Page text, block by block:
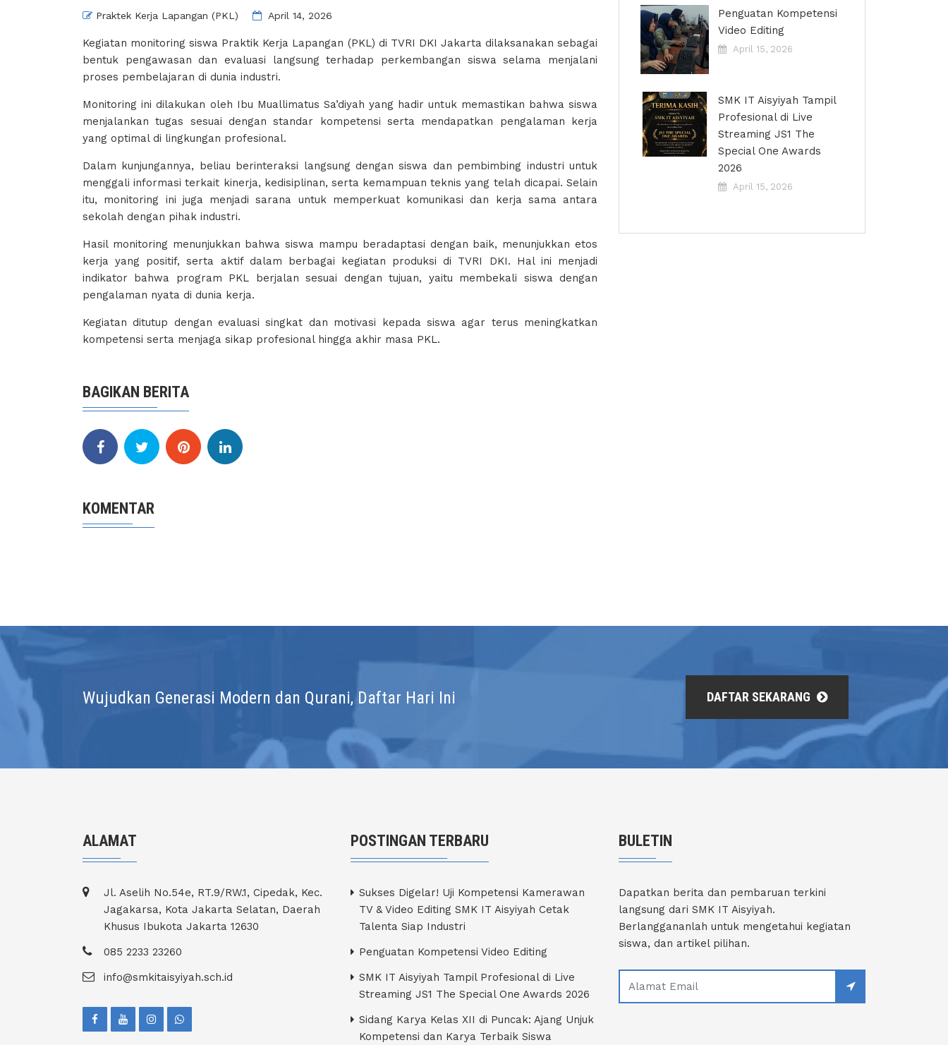
Praktek Kerja Lapangan (PKL) April 14, 2026
Kegiatan monitoring siswa Praktik Kerja Lapangan (PKL) di TVRI DKI Jakarta dilaksanakan sebagai
bentuk pengawasan dan evaluasi langsung terhadap perkembangan siswa selama menjalani
proses pembelajaran di dunia industri.
Monitoring ini dilakukan oleh Ibu Muallimatus Sa’diyah yang hadir untuk memastikan bahwa siswa
menjalankan tugas sesuai dengan standar kompetensi serta mendapatkan pengalaman kerja
yang optimal di lingkungan profesional.
Dalam kunjungannya, beliau berinteraksi langsung dengan siswa dan pembimbing industri untuk
menggali informasi terkait kinerja, kedisiplinan, serta kemampuan teknis yang telah dicapai. Selain
itu, monitoring ini juga menjadi sarana untuk memperkuat komunikasi dan kerja sama antara
sekolah dengan pihak industri.
Hasil monitoring menunjukkan bahwa siswa mampu beradaptasi dengan baik, menunjukkan etos
kerja yang positif, serta aktif dalam berbagai kegiatan produksi di TVRI DKI. Hal ini menjadi
indikator bahwa program PKL berjalan sesuai dengan tujuan, yaitu membekali siswa dengan
pengalaman nyata di dunia kerja.
Kegiatan ditutup dengan evaluasi singkat dan motivasi kepada siswa agar terus meningkatkan
kompetensi serta menjaga sikap profesional hingga akhir masa PKL.
BAGIKAN BERITA
KOMENTAR
Penguatan Kompetensi
Video Editing
April 15, 2026
SMK IT Aisyiyah Tampil
Profesional di Live
Streaming JS1 The
Special One Awards
2026
April 15, 2026
Wujudkan Generasi Modern dan Qurani, Daftar Hari Ini DAFTAR SEKARANG
ALAMAT
Jl. Aselih No.54e, RT.9/RW.1, Cipedak, Kec.
Jagakarsa, Kota Jakarta Selatan, Daerah
Khusus Ibukota Jakarta 12630
085 2233 23260
info@smkitaisyiyah.sch.id
POSTINGAN TERBARU
Sukses Digelar! Uji Kompetensi Kamerawan
TV & Video Editing SMK IT Aisyiyah Cetak
Talenta Siap Industri
Penguatan Kompetensi Video Editing
SMK IT Aisyiyah Tampil Profesional di Live
Streaming JS1 The Special One Awards 2026
Sidang Karya Kelas XII di Puncak: Ajang Unjuk
Kompetensi dan Karya Terbaik Siswa
BULETIN
Dapatkan berita dan pembaruan terkini
langsung dari SMK IT Aisyiyah.
Berlanggananlah untuk mengetahui kegiatan
siswa, dan artikel pilihan.